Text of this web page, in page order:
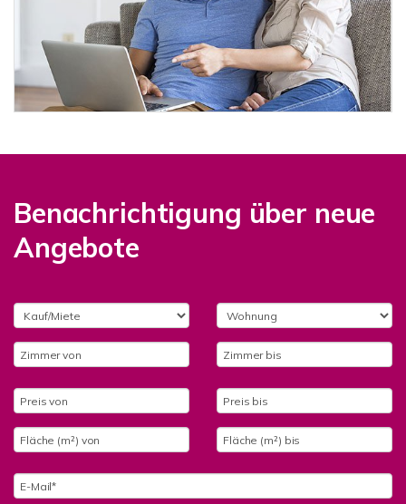
Benachrichtigung über neue
Angebote